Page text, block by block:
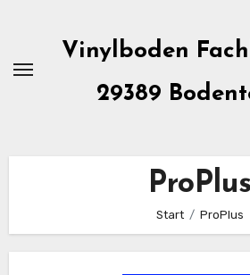
springen
Vinylboden
29389
ProPlus
Start ProPlus